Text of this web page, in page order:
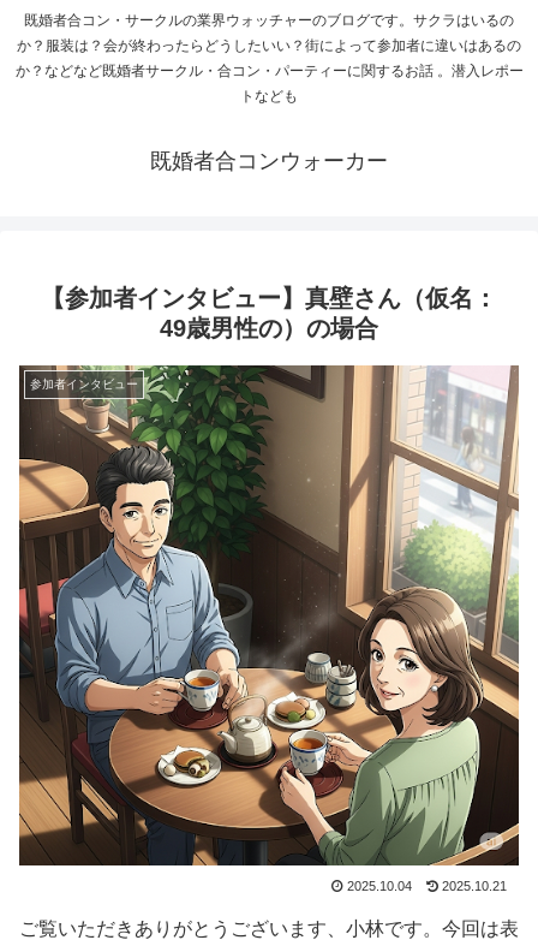
既婚者合コン・サークルの業界ウォッチャーのブログです。サクラはいるの
か？服装は？会が終わったらどうしたいい？街によって参加者に違いはあるの
か？などなど既婚者サークル・合コン・パーティーに関するお話 。潜入レポー
トなども
既婚者合コンウォーカー
【参加者インタビュー】真壁さん（仮名：
49歳男性の）の場合
参加者インタビュー
2025.10.04 2025.10.21
ご覧いただきありがとうございます、小林です。今回は表